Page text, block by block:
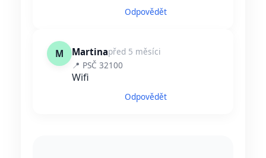
Odpovědět
M Martinapřed 5 měsíci
📍 PSČ 32100
Wifi
Odpovědět